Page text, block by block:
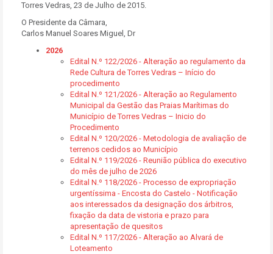
Torres Vedras, 23 de Julho de 2015.
O Presidente da Câmara,
Carlos Manuel Soares Miguel, Dr
2026
Edital N.º 122/2026 - Alteração ao regulamento da
Rede Cultura de Torres Vedras – Início do
procedimento
Edital N.º 121/2026 - Alteração ao Regulamento
Municipal da Gestão das Praias Marítimas do
Município de Torres Vedras – Inicio do
Procedimento
Edital N.º 120/2026 - Metodologia de avaliação de
terrenos cedidos ao Município
Edital N.º 119/2026 - Reunião pública do executivo
do mês de julho de 2026
Edital N.º 118/2026 - Processo de expropriação
urgentíssima - Encosta do Castelo - Notificação
aos interessados da designação dos árbitros,
fixação da data de vistoria e prazo para
apresentação de quesitos
Edital N.º 117/2026 - Alteração ao Alvará de
Loteamento